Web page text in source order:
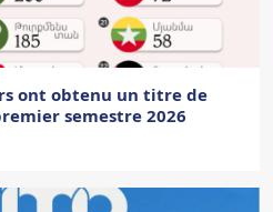
ont obtenu un titre de
semestre 2026